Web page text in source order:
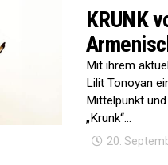
KRUNK
Mit ihrem
Lilit Tonoyan
Mittelpunkt
„Krunk“...
20.